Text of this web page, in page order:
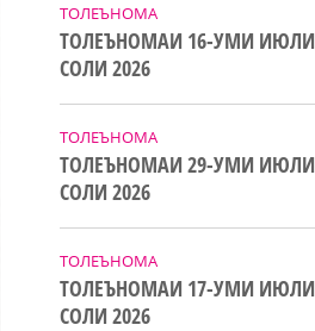
ТОЛЕЪНОМА
ТОЛЕЪНОМАИ 16-УМИ ИЮЛИ
СОЛИ 2026
ТОЛЕЪНОМА
ТОЛЕЪНОМАИ 29-УМИ ИЮЛИ
СОЛИ 2026
ТОЛЕЪНОМА
ТОЛЕЪНОМАИ 17-УМИ ИЮЛИ
СОЛИ 2026